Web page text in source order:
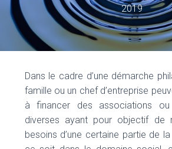
2019
Dans le cadre d’une démarche
famille ou un chef d’entreprise
à financer des associations
diverses ayant pour objectif de
besoins d’une certaine partie de